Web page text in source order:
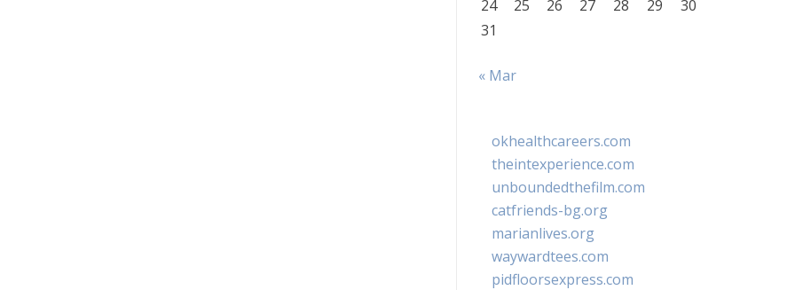
24
25 26 27 28 29
30
31
« Mar
okhealthcareers.com
theintexperience.com
unboundedthefilm.com
catfriends-bg.org
marianlives.org
waywardtees.com
pidfloorsexpress.com